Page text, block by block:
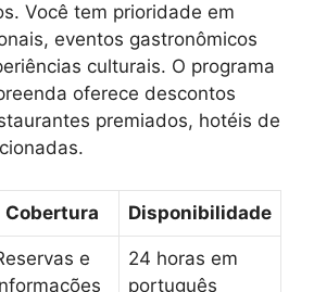
Você tem prioridade em
eventos gastronômicos
culturais. O programa
oferece descontos
premiados, hotéis de
Cobertura Disponibilidade
e
24 horas em
português